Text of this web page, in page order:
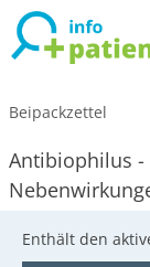
Beipackzettel
Antibiophilus -
Enthält den